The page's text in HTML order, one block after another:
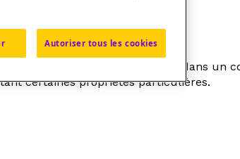
visuelle d'abord qui, dans un
certaines propriétés particulières.
Autoriser tous les cookies